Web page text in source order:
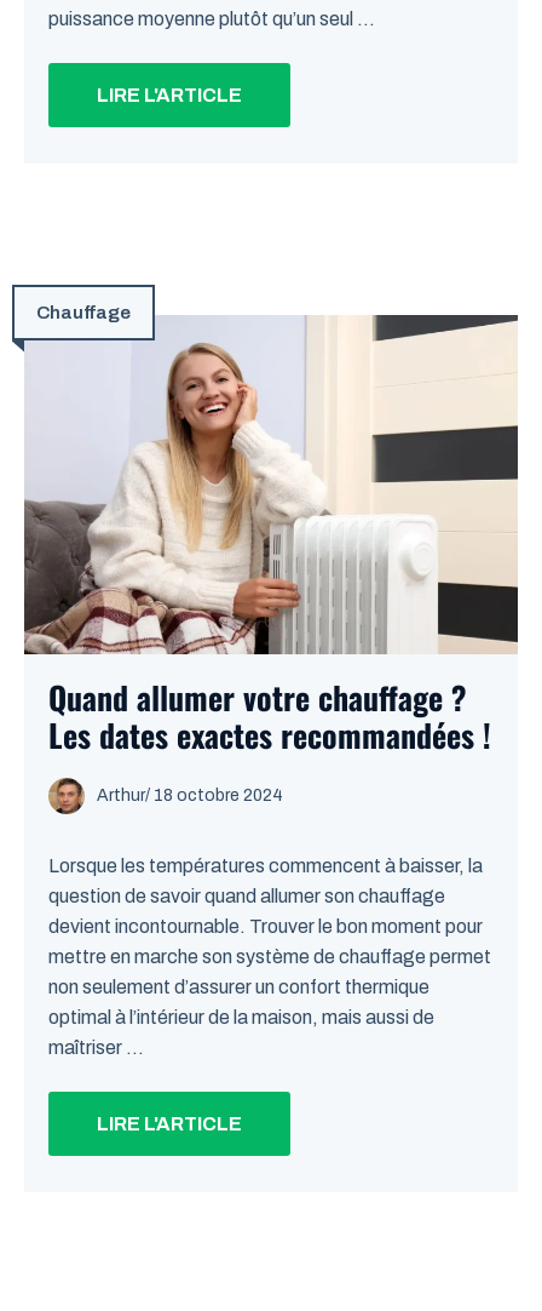
puissance moyenne plutôt qu’un seul ...
LIRE L'ARTICLE
Chauffage
Quand allumer votre chauffage ?
Les dates exactes recommandées !
Arthur/ 18 octobre 2024
Lorsque les températures commencent à baisser, la
question de savoir quand allumer son chauffage
devient incontournable. Trouver le bon moment pour
mettre en marche son système de chauffage permet
non seulement d’assurer un confort thermique
optimal à l’intérieur de la maison, mais aussi de
maîtriser ...
LIRE L'ARTICLE